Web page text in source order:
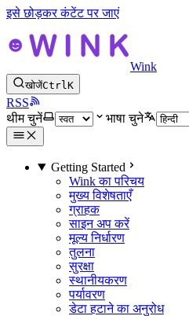
इसे छोड़कर कंटेंट पर जाएं
Wink
खोजेंCtrlK
RSS
थीम चुनें
भाषा चुने
Getting Started
Wink का परिचय
मुख्य विशेषताएँ
ग्राहक
साइन अप करें
मूल्य निर्धारण
तुलना
सुरक्षा
स्थानीयकरण
पर्यावरण
डेटा हटाने का अनुरोध